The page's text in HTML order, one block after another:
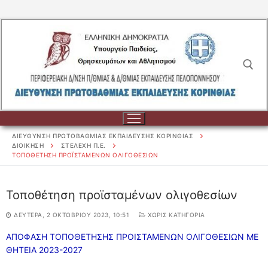
περιεχόμενο
Αναζήτηση για:
για:
ΔΙΟΙΚΗΣΗ
ΔΙΟΙΚΗΣΗ
ΣΧΟΛΕΙΑ
ΔΙΕΥΘΥΝΣΗ ΠΡΩΤΟΒΑΘΜΙΑΣ ΕΚΠΑΙΔΕΥΣΗΣ ΚΟΡΙΝΘΙΑΣ
ΔΙΟΙΚΗΣΗ
ΣΤΕΛΕΧΗ Π.Ε.
TOΠΟΘΈΤΗΣΗ ΠΡΟΪΣΤΑΜΈΝΩΝ ΟΛΙΓΟΘΕΣΊΩΝ
Toποθέτηση προϊσταμένων ολιγοθεσίων
ΔΕΥΤΈΡΑ, 2 ΟΚΤΩΒΡΊΟΥ 2023, 10:51 ΧΩΡΊΣ ΚΑΤΗΓΟΡΊΑ
ΑΠΟΦΑΣΗ ΤΟΠΟΘΕΤΗΣΗΣ ΠΡΟΙΣΤΑΜΕΝΩΝ ΟΛΙΓΟΘΕΣΙΩΝ ΜΕ
ΘΗΤΕΙΑ 2023-2027